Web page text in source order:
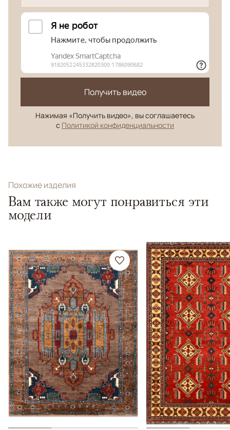
Получить видео
Нажимая «Получить видео», вы соглашаетесь
с Политикой конфиденциальности
Похожие изделия
Вам также могут понравиться эти
модели